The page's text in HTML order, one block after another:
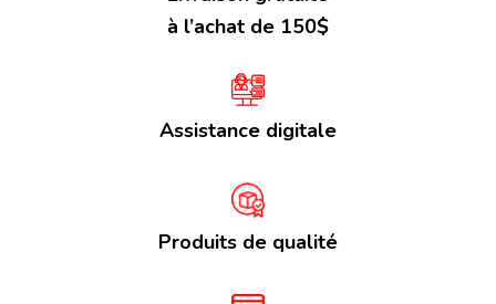
à l’achat de 150$
Assistance digitale
Produits de qualité